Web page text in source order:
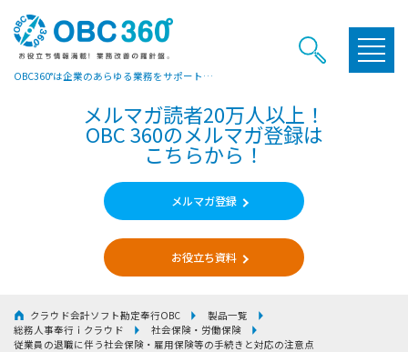
OBC360°は企業のあらゆる業務をサポートするヒントやお役立ち情報をご提供しています
メルマガ読者20万人以上！
OBC 360のメルマガ登録は
こちらから！
メルマガ登録
お役立ち資料
クラウド会計ソフト勘定奉行OBC
製品一覧
総務人事奉行ｉクラウド
社会保険・労働保険
従業員の退職に伴う社会保険・雇用保険等の手続きと対応の注意点